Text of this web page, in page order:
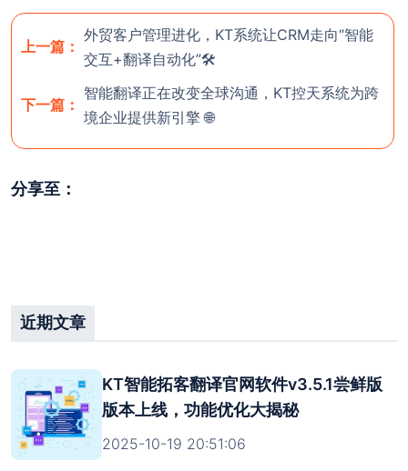
上一篇：
外贸客户管理进化，KT系统让CRM走向“智能
交互+翻译自动化”🛠️
下一篇：
智能翻译正在改变全球沟通，KT控天系统为跨
境企业提供新引擎 🌐
分享至：
近期文章
KT智能拓客翻译官网软件v3.5.1尝鲜版
版本上线，功能优化大揭秘
2025-10-19 20:51:06